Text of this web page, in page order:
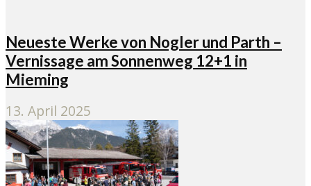
Neueste Werke von Nogler und Parth –
Vernissage am Sonnenweg 12+1 in
Mieming
13. April 2025